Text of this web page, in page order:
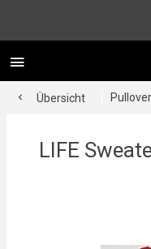
Übersicht
LIFE